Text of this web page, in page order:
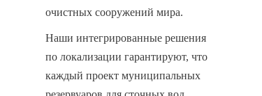
очистных сооружений мира.
Наши интегрированные решения
по локализации гарантируют, что
каждый проект муниципальных